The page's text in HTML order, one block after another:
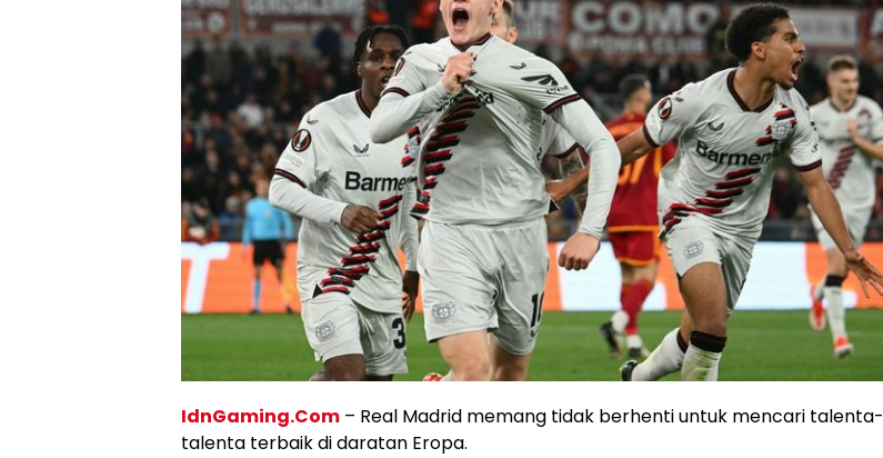
IdnGaming.Com – Real Madrid memang tidak berhenti untuk mencari talenta-
talenta terbaik di daratan Eropa.